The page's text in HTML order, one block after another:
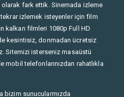
fark ettik. Sinemada izleme
izlemek isteyenler için film
kalkan filmleri 1080p Full HD
kesintisiz, donmadan ücretsiz
Sitemizi isterseniz masaüstü
mobil telefonlarınızdan rahatlıkla
bizim sunucularmızda